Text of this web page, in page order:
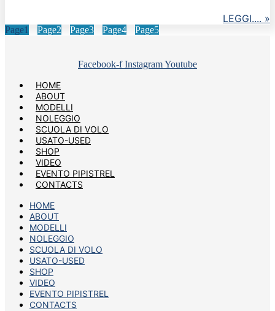
LEGGI.... »
Page1 Page2 Page3 Page4 Page5
Facebook-f InstagramYoutube
HOME
ABOUT
MODELLI
NOLEGGIO
SCUOLA DI VOLO
USATO-USED
SHOP
VIDEO
EVENTO PIPISTREL
CONTACTS
HOME
ABOUT
MODELLI
NOLEGGIO
SCUOLA DI VOLO
USATO-USED
SHOP
VIDEO
EVENTO PIPISTREL
CONTACTS